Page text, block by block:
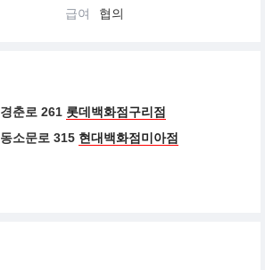
급여 협의
경춘로 261 롯데백화점구리점
동소문로 315 현대백화점미아점